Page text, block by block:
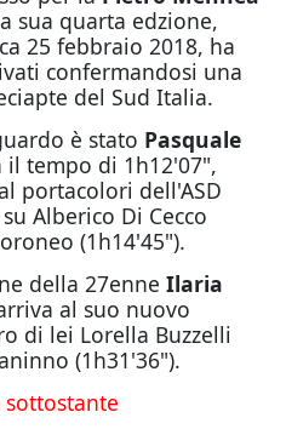
sua quarta edzione,
25 febbraio 2018, ha
confermandosi una
del Sud Italia.
è stato Pasquale
il tempo di 1h12'07",
portacolori dell'ASD
Alberico Di Cecco
(1h14'45").
della 27enne Ilaria
al suo nuovo
di lei Lorella Buzzelli
(1h31'36").